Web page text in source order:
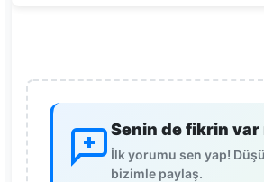
Senin de fikrin var
İlk yorumu sen yap!
bizimle paylaş.